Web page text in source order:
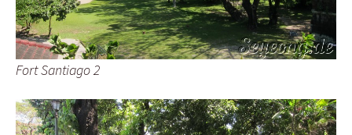
Fort Santiago 2